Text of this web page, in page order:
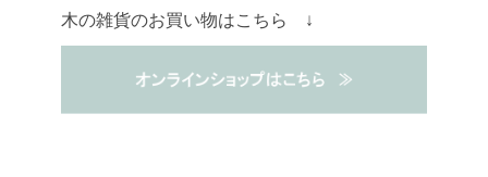
木の雑貨のお買い物はこちら ↓